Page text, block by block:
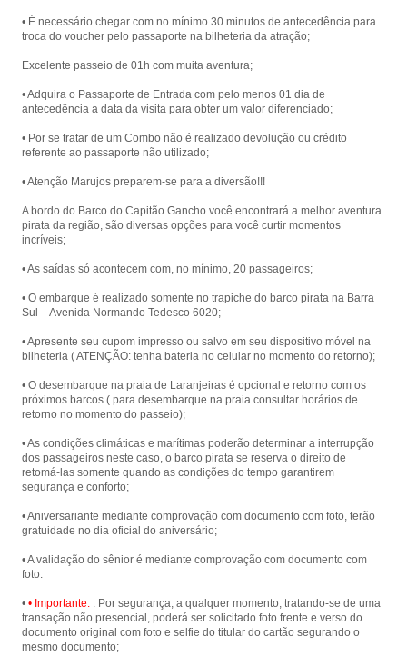
• É necessário chegar com no mínimo 30 minutos de antecedência para
troca do voucher pelo passaporte na bilheteria da atração;
Excelente passeio de 01h com muita aventura;
• Adquira o Passaporte de Entrada com pelo menos 01 dia de
antecedência a data da visita para obter um valor diferenciado;
• Por se tratar de um Combo não é realizado devolução ou crédito
referente ao passaporte não utilizado;
• Atenção Marujos preparem-se para a diversão!!!
A bordo do Barco do Capitão Gancho você encontrará a melhor aventura
pirata da região, são diversas opções para você curtir momentos
incríveis;
• As saídas só acontecem com, no mínimo, 20 passageiros;
• O embarque é realizado somente no trapiche do barco pirata na Barra
Sul – Avenida Normando Tedesco 6020;
• Apresente seu cupom impresso ou salvo em seu dispositivo móvel na
bilheteria ( ATENÇÃO: tenha bateria no celular no momento do retorno);
• O desembarque na praia de Laranjeiras é opcional e retorno com os
próximos barcos ( para desembarque na praia consultar horários de
retorno no momento do passeio);
• As condições climáticas e marítimas poderão determinar a interrupção
dos passageiros neste caso, o barco pirata se reserva o direito de
retomá-las somente quando as condições do tempo garantirem
segurança e conforto;
• Aniversariante mediante comprovação com documento com foto, terão
gratuidade no dia oficial do aniversário;
• A validação do sênior é mediante comprovação com documento com
foto.
• • Importante: : Por segurança, a qualquer momento, tratando-se de uma
transação não presencial, poderá ser solicitado foto frente e verso do
documento original com foto e selfie do titular do cartão segurando o
mesmo documento;